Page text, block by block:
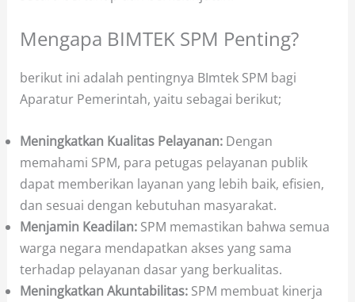
Mengapa BIMTEK SPM Penting?
berikut ini adalah pentingnya BImtek SPM bagi
Aparatur Pemerintah, yaitu sebagai berikut;
Meningkatkan Kualitas Pelayanan:Dengan
memahami SPM, para petugas pelayanan publik
dapat memberikan layanan yang lebih baik, efisien,
dan sesuai dengan kebutuhan masyarakat.
Menjamin Keadilan:SPM memastikan bahwa semua
warga negara mendapatkan akses yang sama
terhadap pelayanan dasar yang berkualitas.
Meningkatkan Akuntabilitas:SPM membuat kinerja